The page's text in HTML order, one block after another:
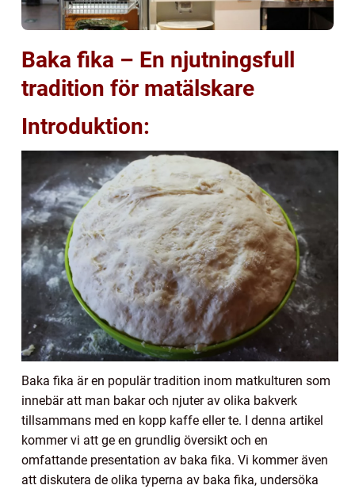
Baka fika – En njutningsfull
tradition för matälskare
Introduktion:
Baka fika är en populär tradition inom matkulturen som
innebär att man bakar och njuter av olika bakverk
tillsammans med en kopp kaffe eller te. I denna artikel
kommer vi att ge en grundlig översikt och en
omfattande presentation av baka fika. Vi kommer även
att diskutera de olika typerna av baka fika, undersöka